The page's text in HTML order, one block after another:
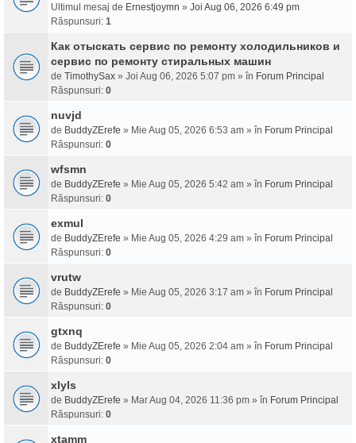
Ultimul mesaj de Ernestjoymn » Joi Aug 06, 2026 6:49 pm
Răspunsuri: 1
Как отыскать сервис по ремонту холодильников и
сервис по ремонту стиральных машин
de TimothySax » Joi Aug 06, 2026 5:07 pm » în Forum Principal
Răspunsuri: 0
nuvjd
de BuddyZErefe » Mie Aug 05, 2026 6:53 am » în Forum Principal
Răspunsuri: 0
wfsmn
de BuddyZErefe » Mie Aug 05, 2026 5:42 am » în Forum Principal
Răspunsuri: 0
exmul
de BuddyZErefe » Mie Aug 05, 2026 4:29 am » în Forum Principal
Răspunsuri: 0
vrutw
de BuddyZErefe » Mie Aug 05, 2026 3:17 am » în Forum Principal
Răspunsuri: 0
gtxnq
de BuddyZErefe » Mie Aug 05, 2026 2:04 am » în Forum Principal
Răspunsuri: 0
xlyls
de BuddyZErefe » Mar Aug 04, 2026 11:36 pm » în Forum Principal
Răspunsuri: 0
xtamm